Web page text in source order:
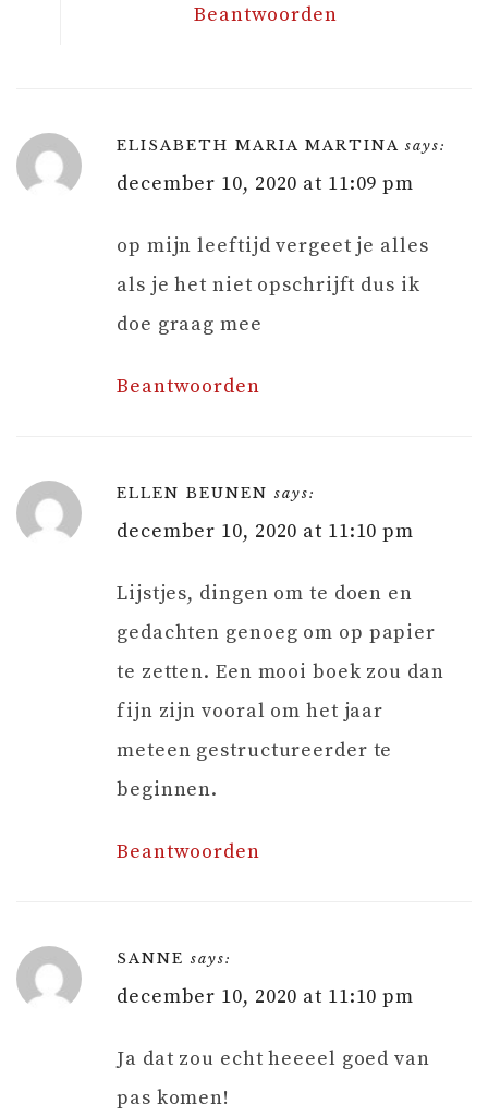
Beantwoorden
ELISABETH MARIA MARTINA says:
december 10, 2020 at 11:09 pm
op mijn leeftijd vergeet je alles
als je het niet opschrijft dus ik
doe graag mee
Beantwoorden
ELLEN BEUNEN says:
december 10, 2020 at 11:10 pm
Lijstjes, dingen om te doen en
gedachten genoeg om op papier
te zetten. Een mooi boek zou dan
fijn zijn vooral om het jaar
meteen gestructureerder te
beginnen.
Beantwoorden
SANNE says:
december 10, 2020 at 11:10 pm
Ja dat zou echt heeeel goed van
pas komen!